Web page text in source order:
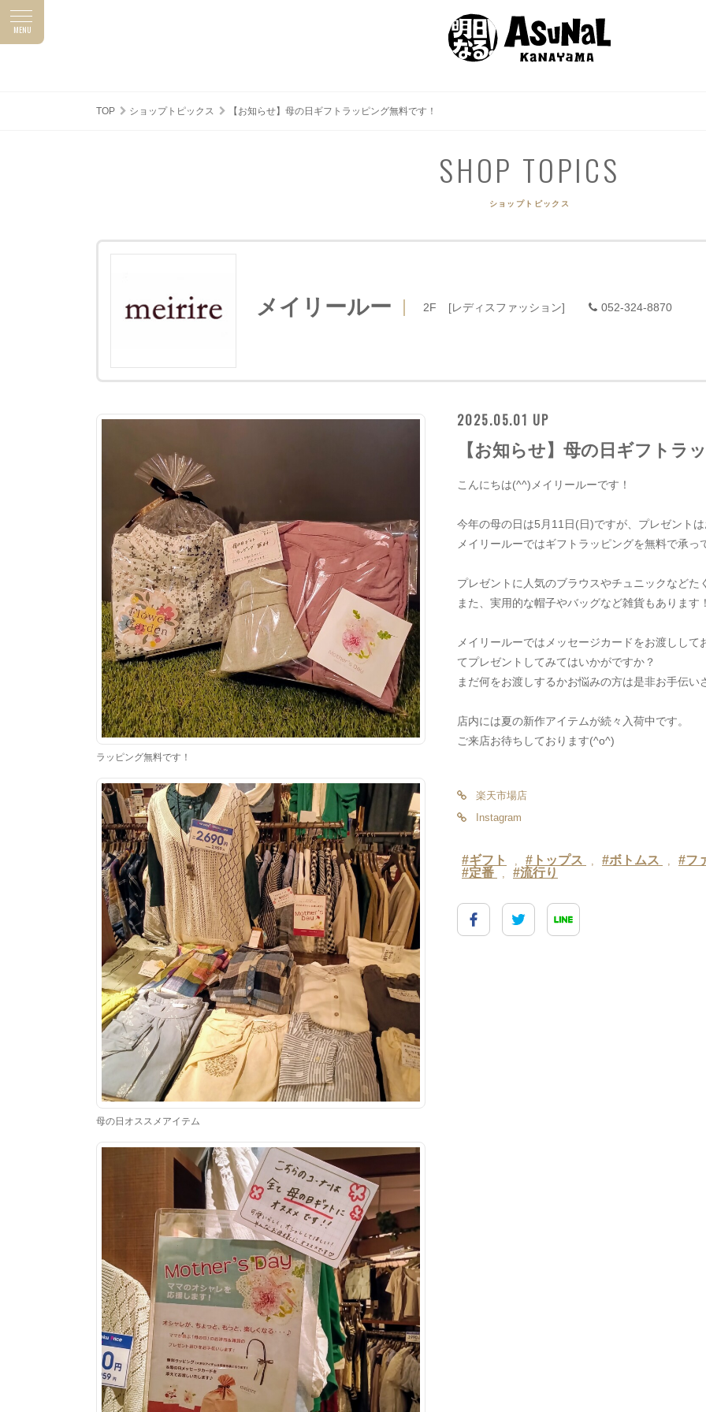
MENU SHOP GUIDE
ショップガイド
GOURMET
グルメ
TOP ショップトピックス 【お知らせ】母の日ギフトラッピング無料です！
SHOP TOPICS
ショップトピックス
メイリールー 2F [レディスファッション] 052-324-8870
ラッピング無料です！
母の日オススメアイテム
2025.05.01 UP
【お知らせ】母の日ギフトラ
こんにちは(^^)メイリールーです！
今年の母の日は5月11日(日)ですが、プレゼント
メイリールーではギフトラッピングを無料で承っ
プレゼントに人気のブラウスやチュニックなどた
また、実用的な帽子やバッグなど雑貨もあります！
メイリールーではメッセージカードをお渡しして
てプレゼントしてみてはいかがですか？
まだ何をお渡しするかお悩みの方は是非お手伝い
店内には夏の新作アイテムが続々入荷中です。
ご来店お待ちしております(^o^)
楽天市場店
Instagram
#ギフト , #トップス , #ボトムス , #フ
#定番 , #流行り